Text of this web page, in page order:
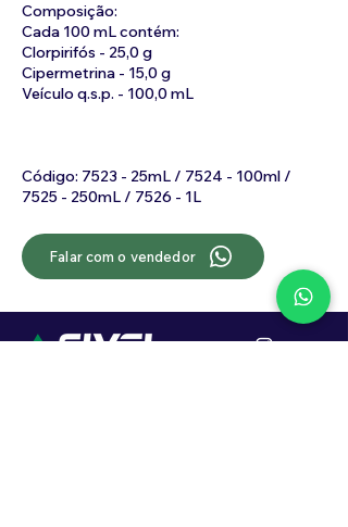
Composição:
Cada 100 mL contém:
Clorpirifós - 25,0 g
Cipermetrina - 15,0 g
Veículo q.s.p. - 100,0 mL
Código: 7523 - 25mL / 7524 - 100ml /
7525 - 250mL / 7526 - 1L
Falar com o vendedor